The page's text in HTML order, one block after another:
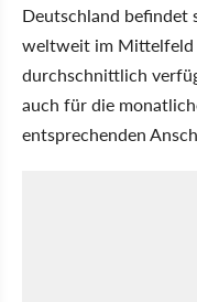
Deutschland befindet
weltweit im Mittelfeld
durchschnittlich
auch für die
entsprechenden